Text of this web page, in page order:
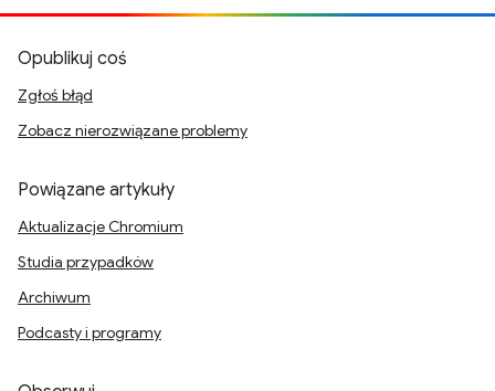
Opublikuj coś
Zgłoś błąd
Zobacz nierozwiązane problemy
Powiązane artykuły
Aktualizacje Chromium
Studia przypadków
Archiwum
Podcasty i programy